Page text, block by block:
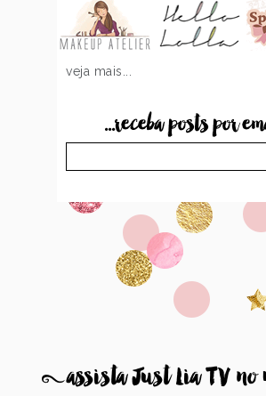
veja mais...
...receba posts por
8assista Just Lia TV no